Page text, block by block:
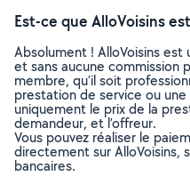
Est-ce que AlloVoisins
Absolument ! AlloVoisins
et sans aucune commission
membre, qu’il soit
prestation de service ou
uniquement le prix de la
demandeur, et l’offreur.
Vous pouvez réaliser le
directement sur AlloVoisins,
bancaires.